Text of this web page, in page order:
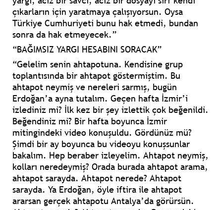
çıkarların için yaratmaya çalışıyorsun. Oysa
Türkiye Cumhuriyeti bunu hak etmedi, bundan
sonra da hak etmeyecek.”
“BAĞIMSIZ YARGI HESABINI SORACAK”
“Gelelim senin ahtapotuna. Kendisine grup
toplantısında bir ahtapot göstermiştim. Bu
ahtapot neymiş ve nereleri sarmış, bugün
Erdoğan’a ayna tutalım. Geçen hafta İzmir’i
izlediniz mi? İlk kez bir şey izlettik çok beğenildi.
Beğendiniz mi? Bir hafta boyunca İzmir
mitingindeki video konuşuldu. Gördünüz mü?
Şimdi bir ay boyunca bu videoyu konuşsunlar
bakalım. Hep beraber izleyelim. Ahtapot neymiş,
kolları neredeymiş? Orada burada ahtapot arama,
ahtapot sarayda. Ahtapot nerede? Ahtapot
sarayda. Ya Erdoğan, öyle iftira ile ahtapot
ararsan gerçek ahtapotu Antalya’da görürsün.